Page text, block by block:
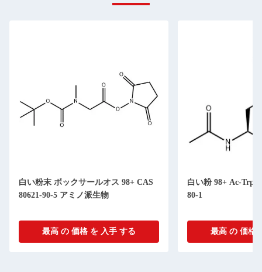
白い粉末 ボックサールオス 98+ CAS
80621-90-5 アミノ派生物
最高 の 価格 を 入手 する
白い粉 98+ Ac-Trp-
80-1
最高 の 価格